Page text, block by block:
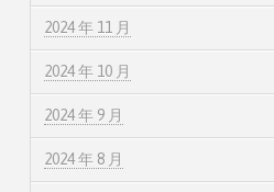
2024 年 11 月
2024 年 10 月
2024 年 9 月
2024 年 8 月